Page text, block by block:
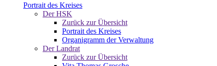
Portrait des Kreises
Der HSK
Zurück zur Übersicht
Portrait des Kreises
Organigramm der Verwaltung
Der Landrat
Zurück zur Übersicht